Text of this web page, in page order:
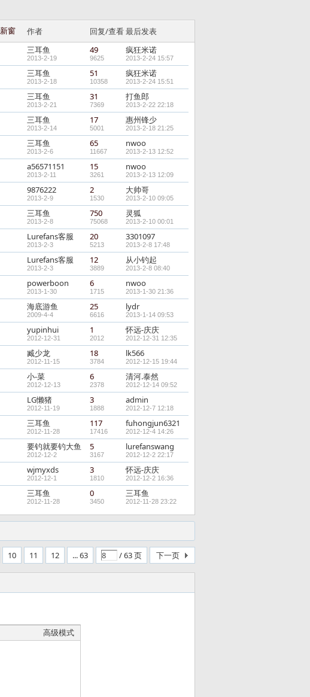
新窗 作者 回复/查看最后发表
三耳鱼
2013-2-19
49
9625
疯狂米诺
2013-2-24 15:57
三耳鱼
2013-2-18
51
10358
疯狂米诺
2013-2-24 15:51
三耳鱼
2013-2-21
31
7369
打鱼郎
2013-2-22 22:18
三耳鱼
2013-2-14
17
5001
惠州锋少
2013-2-18 21:25
三耳鱼
2013-2-6
65
11667
nwoo
2013-2-13 12:52
a56571151
2013-2-11
15
3261
nwoo
2013-2-13 12:09
9876222
2013-2-9
2
1530
大帅哥
2013-2-10 09:05
三耳鱼
2013-2-8
750
75068
灵狐
2013-2-10 00:01
Lurefans客服
2013-2-3
20
5213
3301097
2013-2-8 17:48
Lurefans客服
2013-2-3
12
3889
从小钓起
2013-2-8 08:40
powerboon
2013-1-30
6
1715
nwoo
2013-1-30 21:36
海底游鱼
2009-4-4
25
6616
lydr
2013-1-14 09:53
yupinhui
2012-12-31
1
2012
怀远-庆庆
2012-12-31 12:35
臧少龙
2012-11-15
18
3784
lk566
2012-12-15 19:44
小-菜
2012-12-13
6
2378
清河.泰然
2012-12-14 09:52
LG懒猪
2012-11-19
3
1888
admin
2012-12-7 12:18
三耳鱼
2012-11-28
117
17416
fuhongjun6321
2012-12-4 14:26
要钓就要钓大鱼
2012-12-2
5
3167
lurefanswang
2012-12-2 22:17
wjmyxds
2012-12-1
3
1810
怀远-庆庆
2012-12-2 16:36
三耳鱼
2012-11-28
0
3450
三耳鱼
2012-11-28 23:22
10 11 12 ... 63 / 63 页 下一页
高级模式